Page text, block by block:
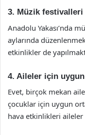
3. Müzik festivalleri
Anadolu Yakası’nda
aylarında
etkinlikler de
4. Aileler için
Evet, birçok mekan
çocuklar için uygun
hava etkinlikleri aileler